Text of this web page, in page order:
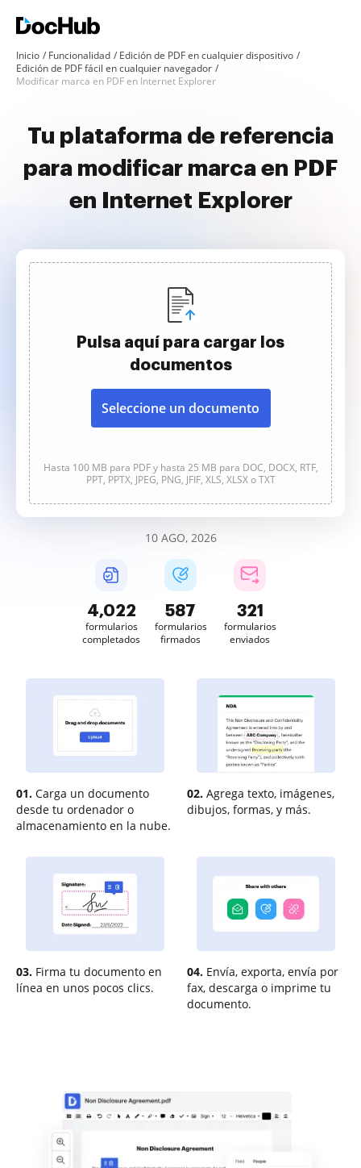
Inicio Funcionalidad
Edición de PDF en cualquier dispositivo
Edición de PDF fácil en cualquier navegador
Modificar marca en PDF en Internet Explorer
Tu plataforma de referencia
para modificar marca en PDF
en Internet Explorer
Pulsa aquí para cargar los
documentos
Seleccione un documento
Hasta 100 MB para PDF y hasta 25 MB para DOC, DOCX, RTF,
PPT, PPTX, JPEG, PNG, JFIF, XLS, XLSX o TXT
10 AGO, 2026
4,022
formularios
completados
587
formularios
firmados
321
formularios
enviados
01. Carga un documento
desde tu ordenador o
almacenamiento en la nube.
02. Agrega texto, imágenes,
dibujos, formas, y más.
03. Firma tu documento en
línea en unos pocos clics.
04. Envía, exporta, envía por
fax, descarga o imprime tu
documento.